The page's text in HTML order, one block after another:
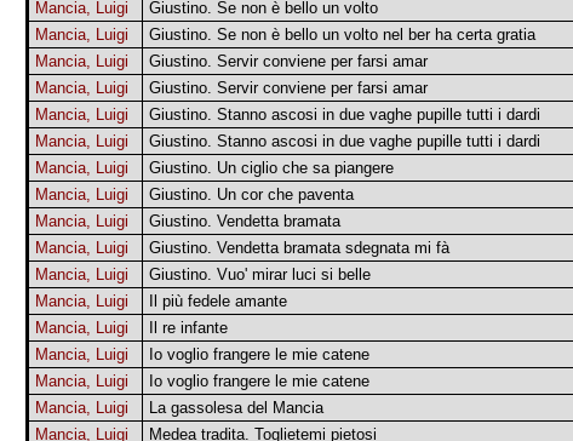
Mancia, Luigi
Giustino. Se non è bello un volto
Mancia, Luigi
Giustino. Se non è bello un volto nel ber ha certa gratia
Mancia, Luigi
Giustino. Servir conviene per farsi amar
Mancia, Luigi
Giustino. Servir conviene per farsi amar
Mancia, Luigi
Giustino. Stanno ascosi in due vaghe pupille tutti i dardi
Mancia, Luigi
Giustino. Stanno ascosi in due vaghe pupille tutti i dardi
Mancia, Luigi
Giustino. Un ciglio che sa piangere
Mancia, Luigi
Giustino. Un cor che paventa
Mancia, Luigi
Giustino. Vendetta bramata
Mancia, Luigi
Giustino. Vendetta bramata sdegnata mi fà
Mancia, Luigi
Giustino. Vuo' mirar luci si belle
Mancia, Luigi
Il più fedele amante
Mancia, Luigi
Il re infante
Mancia, Luigi
Io voglio frangere le mie catene
Mancia, Luigi
Io voglio frangere le mie catene
Mancia, Luigi
La gassolesa del Mancia
Mancia, Luigi
Medea tradita. Toglietemi pietosi